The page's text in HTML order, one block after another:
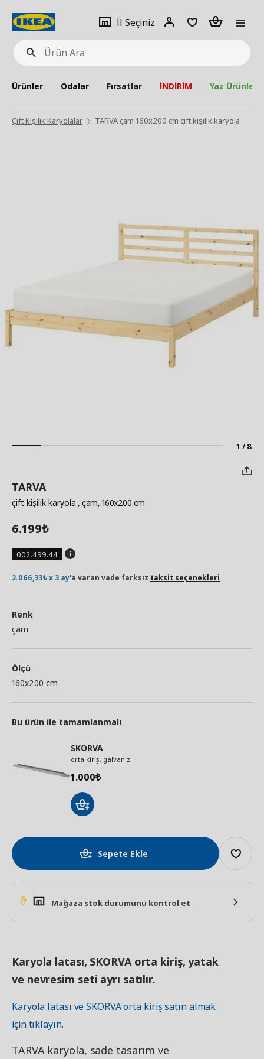
Ürün
Ara
İl Seçiniz
Giriş
Adet
Ürünler Odalar Fırsatlar İNDİRİM Yaz Ürünleri
Çift Kişilik Karyolalar TARVA çam 160x200 cm çift kişilik karyola
1 / 8
TARVA
çift kişilik karyola , çam, 160x200 cm
6.199₺
002.499.44
2.066,33₺ x 3 ay'a varan vade farksız taksit seçenekleri
Renk
çam
Ölçü
160x200 cm
Bu ürün ile tamamlanmalı
SKORVA
orta kiriş, galvanizli
1.000₺
Sepete Ekle
Mağaza stok durumunu kontrol et
Karyola latası, SKORVA orta kiriş, yatak
ve nevresim seti ayrı satılır.
Karyola latası ve SKORVA orta kiriş satın almak
için tıklayın.
TARVA karyola, sade tasarım ve